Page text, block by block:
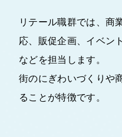
リテール職群では、商
応、販促企画、イベン
などを担当します。
街のにぎわいづくりや
ることが特徴です。